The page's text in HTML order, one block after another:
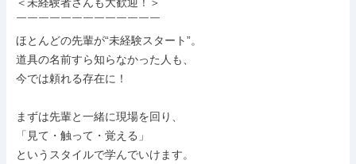
￣￣￣￣￣￣￣￣￣￣￣￣￣
ほとんどの先輩が“未経験スタート”。
道具の名前すら知らなかった人も、
今では頼れる存在に！
まずは先輩と一緒に現場を回り、
「見て・触って・覚える」
というスタイルで学んでいけます。